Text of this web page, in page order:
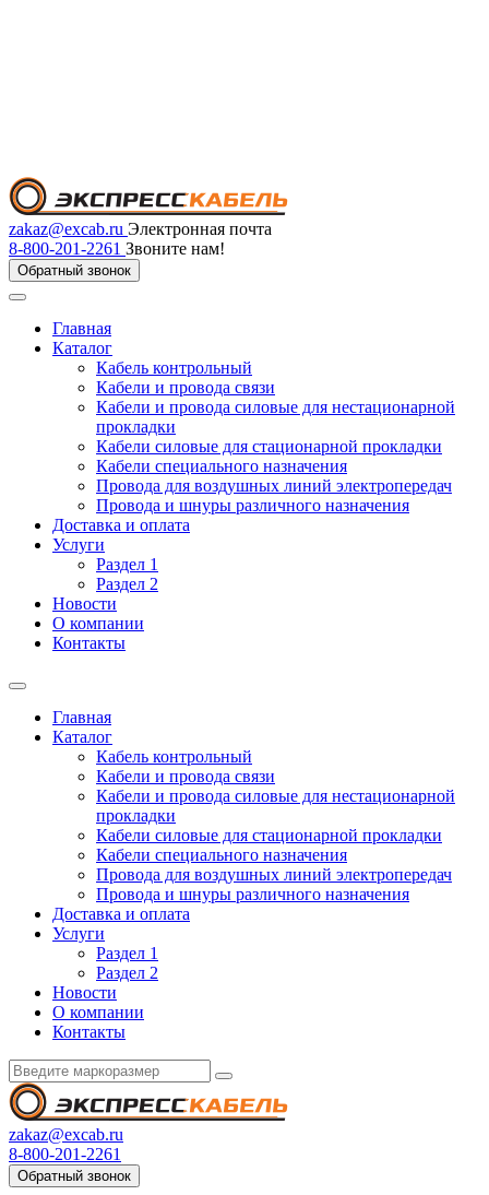
zakaz@excab.ru Электронная почта
8-800-201-2261 Звоните нам!
Обратный звонок
Главная
Каталог
Кабель контрольный
Кабели и провода связи
Кабели и провода силовые для нестационарной
прокладки
Кабели силовые для стационарной прокладки
Кабели специального назначения
Провода для воздушных линий электропередач
Провода и шнуры различного назначения
Доставка и оплата
Услуги
Раздел 1
Раздел 2
Новости
О компании
Контакты
Главная
Каталог
Кабель контрольный
Кабели и провода связи
Кабели и провода силовые для нестационарной
прокладки
Кабели силовые для стационарной прокладки
Кабели специального назначения
Провода для воздушных линий электропередач
Провода и шнуры различного назначения
Доставка и оплата
Услуги
Раздел 1
Раздел 2
Новости
О компании
Контакты
zakaz@excab.ru
8-800-201-2261
Обратный звонок